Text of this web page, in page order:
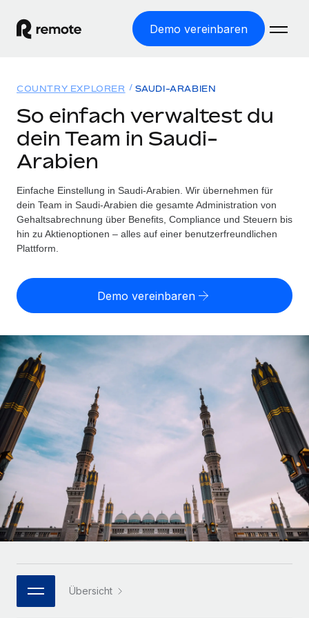
Demo vereinbaren
WELTWEITE BESCHÄFTIGUNG
Globale Payroll
Employer of Record
Weltweites Wachstum ohne Kosten für Niederlassungen
Contractor of Record
Contractor Management
Globales Onboarding und Verwalten von
PEO
Auslagern von komplexen HR-Aufgaben
INFRASTRUKTUR
Remote Embedded
Nahtlose Integration der HR in bestehende Abläufe
Plattform
Integrierte HR-Kernfunktionen für dein Team
Verknüpfen Neu
MCP
Integrationen
Lösungen
Country Explorer
Länderspezifische Unterstützung bei der Einstellung
Explorer für US-Bundesstaaten
Vergleiche mit unseren Mitbewerbern
WACHSTUMSPHASE
Startups
Agile HR- und Payroll-Lösungen für wachsende
Unternehmen
Mittelstand
Maßgeschneiderte HR-Lösungen, um Teams zu
vergrößern
Enterprise
Globale HR für Konzerne und Großunternehmen
Strategische Technologiepartner
Flexible Einbettung von Global-HR-Funktionen in deine
Plattform
Ressourcen
TOOLS UND RECHNER
Scheinselbstständigkeitsrisiko berechnen
Länderspezifische Einschätzung des
Personalkostenrechner
Honorarzahlungen berechnen
Informationen zu möglichen Währungen und
Abwicklungsfristen für globale Freelancer:innen
LERNEN MIT REMOTE
Forschung und Leitfäden
Fallstudien
HR-Glossar
Checklisten und Vorlagen
Bibliothek für Stellenbeschreibungen
Webinare
Preise
English
Nederlands
Français
Deutsch
Español
Português (Portugal)
日本語
한국어
COUNTRY EXPLORER SAUDI-ARABIEN
So einfach verwaltest du
dein Team in Saudi-
Arabien
Einfache Einstellung in Saudi-Arabien. Wir übernehmen für
dein Team in Saudi-Arabien die gesamte Administration von
Gehaltsabrechnung über Benefits, Compliance und Steuern bis
hin zu Aktienoptionen – alles auf einer benutzerfreundlichen
Plattform.
Demo vereinbaren
Übersicht